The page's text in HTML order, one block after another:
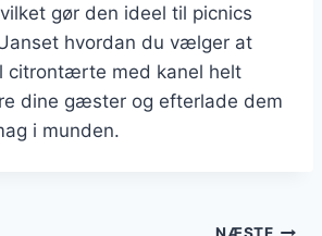
gør den ideel til picnics
hvordan du vælger at
citrontærte med kanel helt
dine gæster og efterlade dem
i munden.